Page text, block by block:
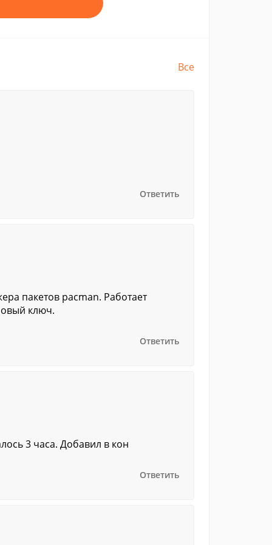
Все
Ответить
пакетов pacman. Работает
ключ.
Ответить
3 часа. Добавил в кон
Ответить